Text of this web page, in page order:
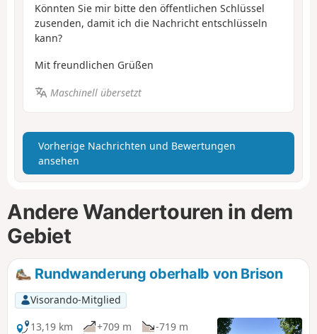
Könnten Sie mir bitte den öffentlichen Schlüssel
zusenden, damit ich die Nachricht entschlüsseln
kann?
Mit freundlichen Grüßen
Maschinell übersetzt
Vorherige Nachrichten und Bewertungen
ansehen
Andere Wandertouren in dem
Gebiet
Rundwanderung oberhalb von Brison
Visorando-Mitglied
13,19 km
+709 m
-719 m